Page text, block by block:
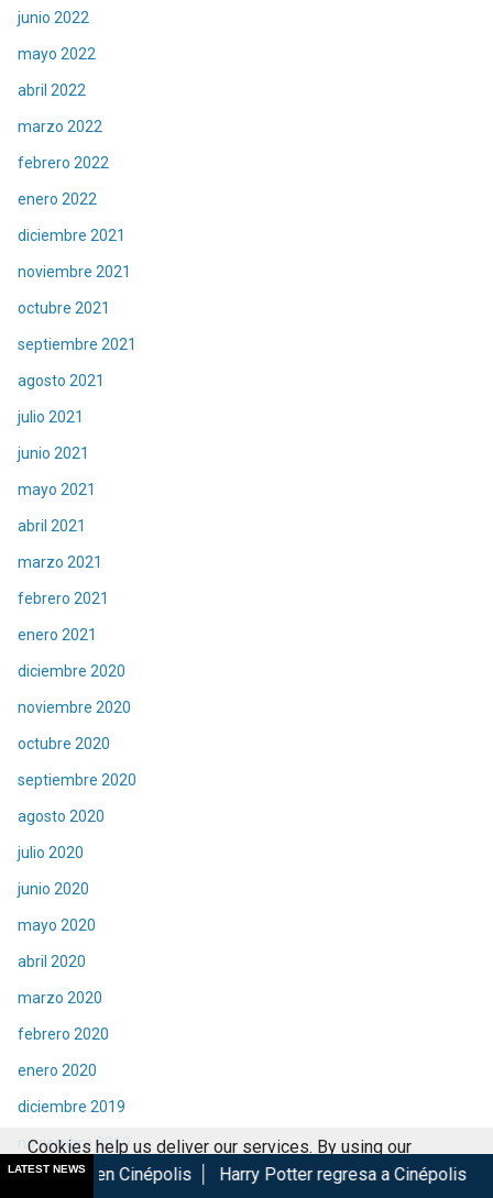
junio 2022
mayo 2022
abril 2022
marzo 2022
febrero 2022
enero 2022
diciembre 2021
noviembre 2021
octubre 2021
septiembre 2021
agosto 2021
julio 2021
junio 2021
mayo 2021
abril 2021
marzo 2021
febrero 2021
enero 2021
diciembre 2020
noviembre 2020
octubre 2020
septiembre 2020
agosto 2020
julio 2020
junio 2020
mayo 2020
abril 2020
marzo 2020
febrero 2020
enero 2020
diciembre 2019
noviembre 2019
octubre 2019
LATEST NEWSHarry Potter regresa a Cinépolis con menú y
Cookies help us deliver our services. By using our
services, you agree to our use of cookies.
Got it